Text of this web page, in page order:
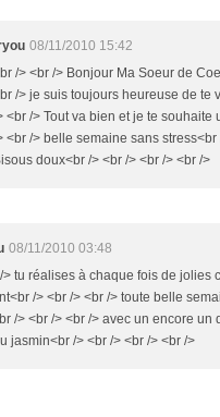
08/11/2010 15:42
/> <br /> Bonjour Ma Soeur de
/> je suis toujours heureuse de te
<br /> Tout va bien et je te souhaite
<br /> belle semaine sans stress<br
doux<br /> <br /> <br /> <br />
08/11/2010 03:48
> tu réalises à chaque fois de jolies
/> <br /> <br /> toute belle
/> <br /> <br /> avec un encore un
jasmin<br /> <br /> <br /> <br />